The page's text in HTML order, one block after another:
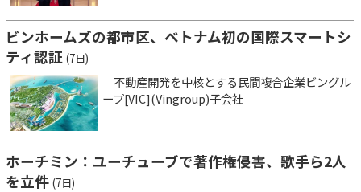
ビンホームズの都市区、ベトナム初の国際スマートシ
ティ認証 (7日)
不動産開発を中核とする民間複合企業ビングル
ープ[VIC](Vingroup)子会社
ホーチミン：ユーチューブで著作権侵害、歌手ら2人
を立件 (7日)